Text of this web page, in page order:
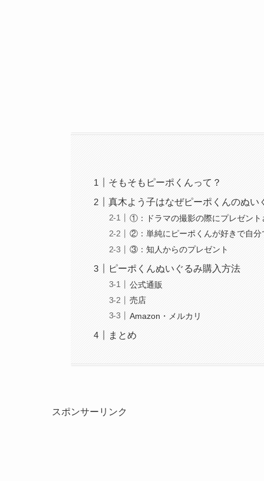
そもそもピーポくんって？
真木よう子はなぜピーポくんのぬい
①：ドラマの撮影の際にプレゼント
②：単純にピーポくんが好きで自分
③：知人からのプレゼント
ピーポくんぬいぐるみ購入方法
公式通販
売店
Amazon・メルカリ
まとめ
スポンサーリンク